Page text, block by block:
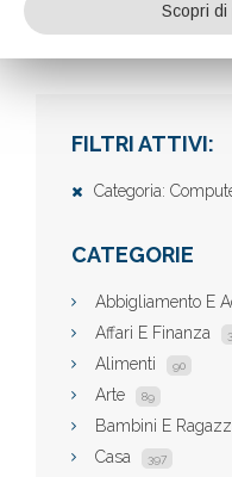
Aziende
FILTRI ATTIVI:
Categoria:
CATEGORIE
Abbigliamento E
Affari E Finanza
Alimenti 90
Arte 89
Bambini E
Casa 397
Scopri